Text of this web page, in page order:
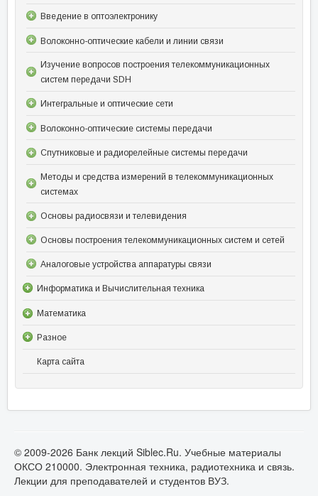
Введение в оптоэлектронику
Волоконно-оптические кабели и линии связи
Изучение вопросов построения телекоммуникационных
систем передачи SDH
Интегральные и оптические сети
Волоконно-оптические системы передачи
Спутниковые и радиорелейные системы передачи
Методы и средства измерений в телекоммуникационных
системах
Основы радиосвязи и телевидения
Основы построения телекоммуникационных систем и сетей
Аналоговые устройства аппаратуры связи
Информатика и Вычислительная техника
Математика
Разное
Карта сайта
© 2009-2026 Банк лекций Siblec.Ru. Учебные материалы
ОКСО 210000. Электронная техника, радиотехника и связь.
Лекции для преподавателей и студентов ВУЗ.